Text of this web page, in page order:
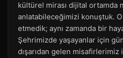
kültürel mirası dijital ortamda
anlatabileceğimizi konuştuk.
etmedik; aynı zamanda bir
Şehrimizde yaşayanlar için
dışarıdan gelen